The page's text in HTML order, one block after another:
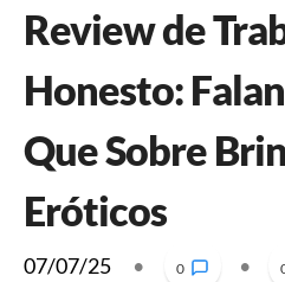
Review de
Honesto:
Que Sobre
Eróticos
07/07/25 • 0 •